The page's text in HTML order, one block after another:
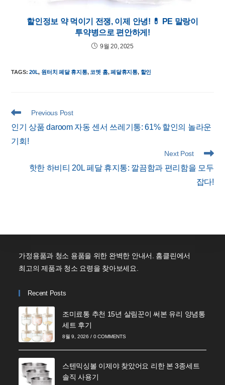
할인정보 약 먹이기 전쟁, 이제 안녕! 💊 PE 말랑이
투약병으로 편안하게!
9월 20, 2025
TAGS:20L, 원터치 페달 휴지통, 코멧 홈, 페달휴지통, 할인
Read
articles
Previous Post
인기 상품 daroom 자동 센서 쓰레기통: 61% 할인의 놀라운
기회!
Next Post
핫한 하비티 20L 페달 휴지통: 깔끔함과 편리함을 모두
잡다!
가정용품과 청소 용품을 위한 완벽한 안내서. 홈클린에서
최고의 제품과 청소 요령을 찾아보세요.
Recent Posts
조미료통 추천 15년 살림꾼이 써본 유리 양념통
세트 후기
8월 9, 2026 / 0 COMMENTS
스텐믹싱볼 이제야 찾았어요 리한 본 3종세트
솔직 사용기